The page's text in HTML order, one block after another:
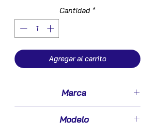
Cantidad *
Agregar al carrito
Marca
Modelo